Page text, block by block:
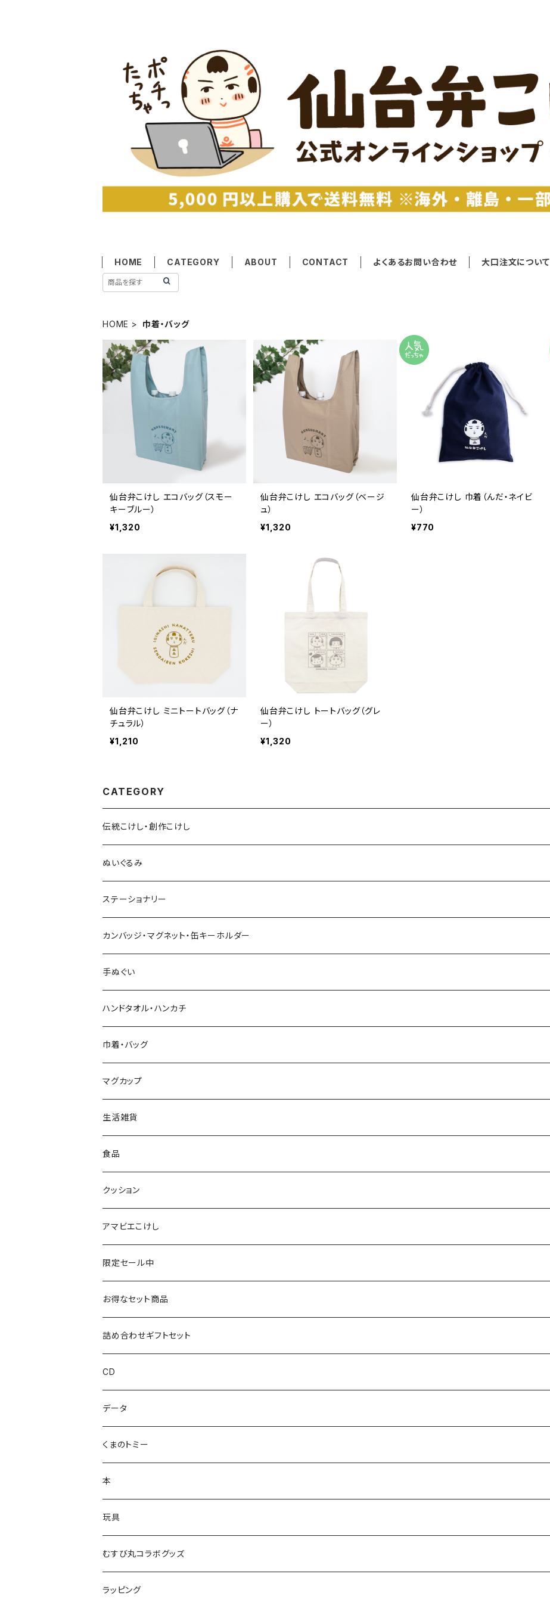
HOME CATEGORY ABOUT CONTACT よくあるお問い合わせ 大口注文について
HOME 巾着・バッグ
仙台弁こけし エコバッグ（スモー
キーブルー）
¥1,320
仙台弁こけし エコバッグ（ベージ
ュ）
¥1,320
仙台弁こけし 巾着（んだ・ネイビ
ー）
¥770
仙台弁こけし ミニトートバッグ（ナ
チュラル）
¥1,210
仙台弁こけし トートバッグ（グレ
ー）
¥1,320
CATEGORY
伝統こけし・創作こけし
木村敦工人（弥治郎系）
池内潮音工人（弥治郎系）
上田康友工人（弥治郎系）
新山真由美工人（弥治郎系）
新山吉紀工人（弥治郎系）
星定良工人（弥治郎系）
平賀輝幸工人（作並系）
早坂政弘工人（遠刈田系）
仙台弁こけしのこけし
やじろうちゃん
ばんつぁん
おしょすい
ズンダリアンシリーズ
コケゾン
ぬいぐるみ
ステーショナリー
アクリルキーホルダー
シール
ポストカード
付箋（ふせん）
スタンプ
ステッカー
マスキングテープ
ノート
メモ帳
クリアファイル
カンバッジ・マグネット・缶キーホルダー
バッジ
マグネット
手ぬぐい
ハンドタオル・ハンカチ
巾着・バッグ
エコバッグ
ポーチ
マグカップ
生活雑貨
スポンジ
フォトフレーム
食品
クッション
アマビエこけし
限定セール中
お得なセット商品
詰め合わせギフトセット
CD
データ
くまのトミー
本
玩具
かるた
むすび丸コラボグッズ
ラッピング